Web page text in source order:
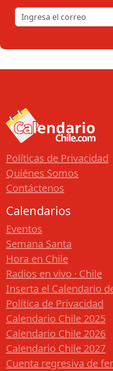
Políticas de Privacidad
Quiénes Somos
Contáctenos
Calendarios
Eventos
Semana Santa
Hora en Chile
Radios en vivo · Chile
Inserta el Calendario
Política de Privacidad
Calendario Chile 2025
Calendario Chile 2026
Calendario Chile 2027
Cuenta regresiva de